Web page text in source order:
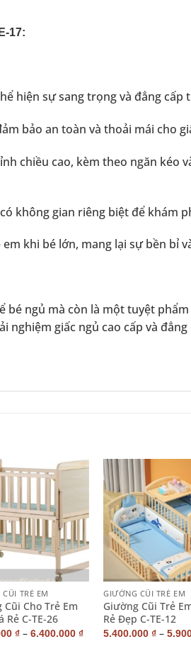
17:
hiện sự sang trọng và đẳng
bảo an toàn và thoải mái cho
chiều cao, kèm theo ngăn kéo
không gian riêng biệt để khám
khi bé lớn, mang lại sự bền bỉ
bé ngủ mà còn là một tuyệt
nghiệm giấc ngủ cao cấp và đẳng
TRẺ EM
Cũi Cho Trẻ Em
Rẻ C-TE-26
₫– 6.400.000 ₫
GIƯỜNG CŨI TRẺ EM
Giường Cũi Trẻ
Rẻ Đẹp C-TE-12
5.400.000 ₫–